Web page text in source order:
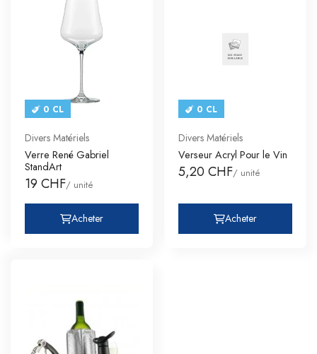
0 CL
Divers Matériels
Verre René Gabriel
StandArt
19 CHF/ unité
Acheter
0 CL
Divers Matériels
Verseur Acryl Pour le Vin
5,20 CHF/ unité
Acheter